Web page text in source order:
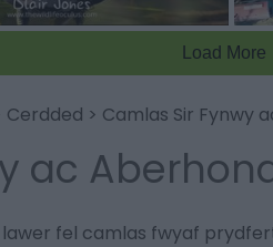
of Monmouthshire
Cerdded > Camlas Sir Fynwy
ac
fel camlas fwyaf